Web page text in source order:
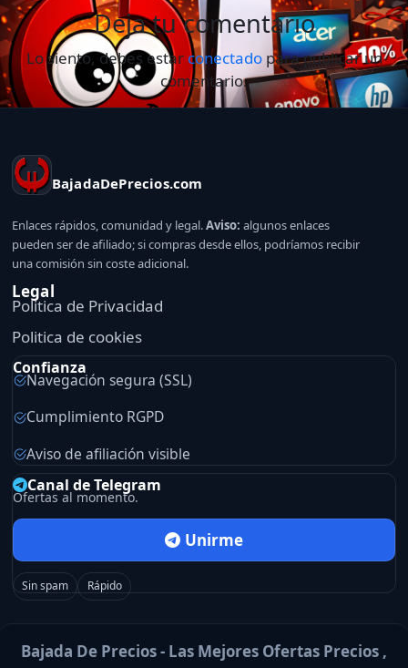
Deja tu comentario
Lo siento, debes estar conectadopara publicar un
comentario.
BajadaDePrecios.com
Enlaces rápidos, comunidad y legal.Aviso: algunos enlaces
pueden ser de afiliado; si compras desde ellos, podríamos recibir
una comisión sin coste adicional.
Legal
Politica de Privacidad
Politica de cookies
Confianza
Navegación segura (SSL)
Cumplimiento RGPD
Aviso de afiliación visible
Canal de Telegram
Ofertas al momento.
Unirme
Sin spam Rápido
Bajada De Precios - Las Mejores Ofertas Precios ,